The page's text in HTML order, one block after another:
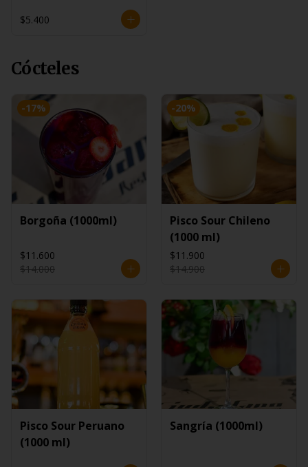
$5.400
Cócteles
-17%
Borgoña (1000ml)
$11.600
$14.000
-20%
Pisco Sour Chileno
(1000 ml)
$11.900
$14.900
Pisco Sour Peruano
(1000 ml)
Sangría (1000ml)